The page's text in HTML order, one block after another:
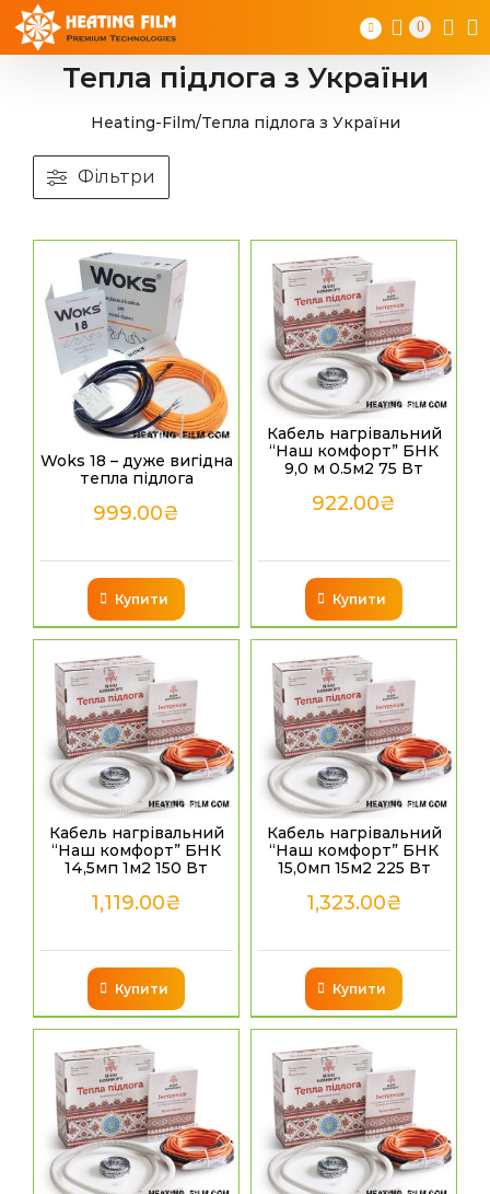
Skip
content
0
Тепла підлога з України
Heating-Film/Тепла підлога з України
Woks 18 – дуже вигідна
тепла підлога
999.00₴
Купити
Кабель нагрівальний
“Наш комфорт” БНК
9,0 м 0.5м2 75 Вт
922.00₴
Купити
Кабель нагрівальний
“Наш комфорт” БНК
14,5мп 1м2 150 Вт
1,119.00₴
Купити
Кабель нагрівальний
“Наш комфорт” БНК
15,0мп 15м2 225 Вт
1,323.00₴
Купити
Фільтри